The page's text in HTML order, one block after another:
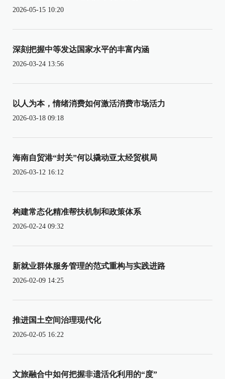
2026-05-15 10:20
深刻把握中等发达国家水平的丰富内涵
2026-03-24 13:56
以人为本，情绪消费如何激活消费市场活力
2026-03-18 09:18
海南自贸港“封关”何以撬动亚太经贸棋局
2026-03-12 16:12
构建常态化精准帮扶机制和政策体系
2026-02-24 09:32
新就业群体服务管理的范式重构与实践进路
2026-02-09 14:25
推进国土空间治理现代化
2026-02-05 16:22
文旅融合中如何把握非遗活化利用的“度”